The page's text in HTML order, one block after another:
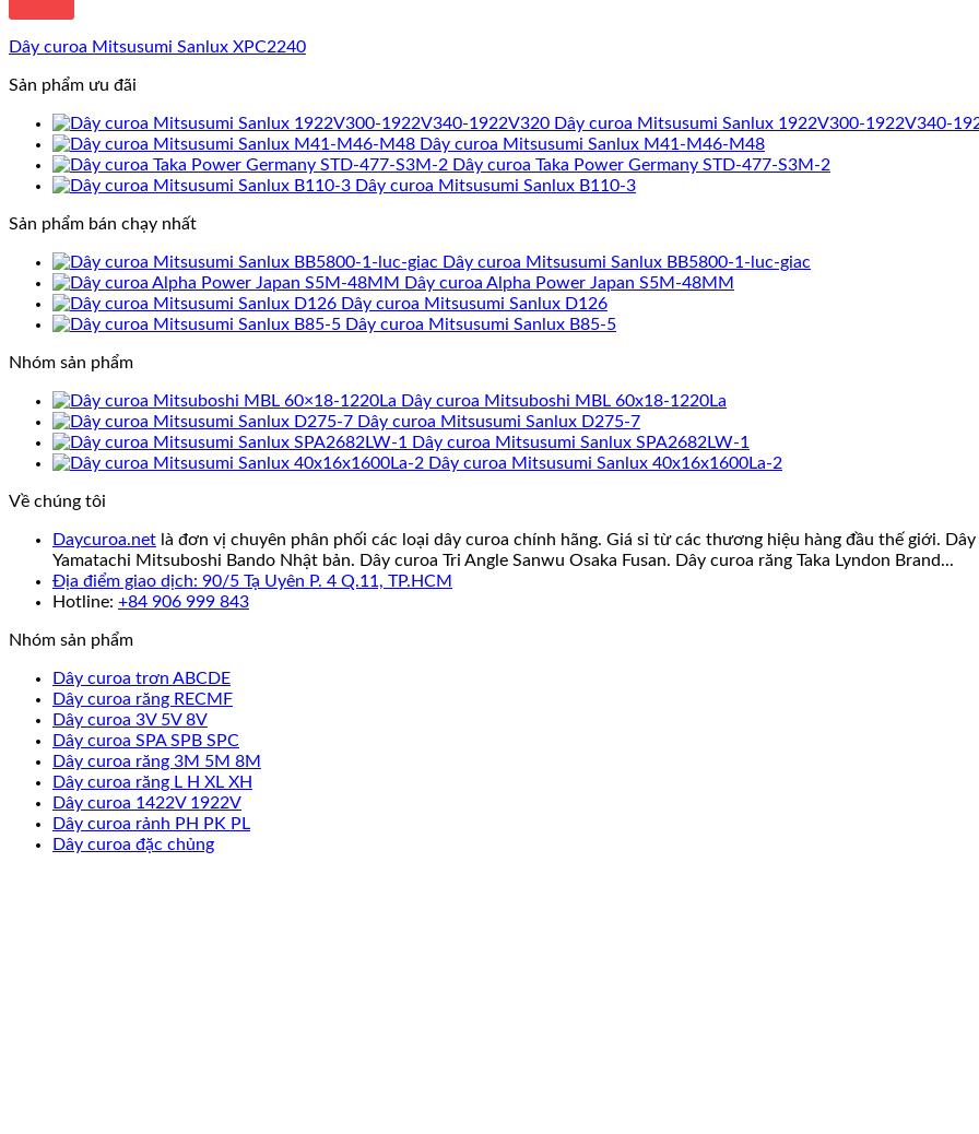
Dây curoa Mitsusumi Sanlux XPC2240
Sản phẩm ưu đãi
Dây curoa Mitsusumi Sanlux 1922V300-1922V340-
Dây curoa Mitsusumi Sanlux M41-M46-M48
Dây curoa Taka Power Germany STD-477-S3M-2
Dây curoa Mitsusumi Sanlux B110-3
Sản phẩm bán chạy nhất
Dây curoa Mitsusumi Sanlux BB5800-1-luc-giac
Dây curoa Alpha Power Japan S5M-48MM
Dây curoa Mitsusumi Sanlux D126
Dây curoa Mitsusumi Sanlux B85-5
Nhóm sản phẩm
Dây curoa Mitsuboshi MBL 60x18-1220La
Dây curoa Mitsusumi Sanlux D275-7
Dây curoa Mitsusumi Sanlux SPA2682LW-1
Dây curoa Mitsusumi Sanlux 40x16x1600La-2
Về chúng tôi
Daycuroa.net là đơn vị chuyên phân phối các loại dây curoa chính hãng. Giá sỉ từ các thương hiệu hàng đầu thế giới.
Yamatachi Mitsuboshi Bando Nhật bản. Dây curoa Tri Angle Sanwu Osaka Fusan. Dây curoa răng Taka Lyndon Brand...
Địa điểm giao dịch: 90/5 Tạ Uyên P. 4 Q.11, TP.HCM
Hotline: +84 906 999 843
Nhóm sản phẩm
Dây curoa trơn ABCDE
Dây curoa răng RECMF
Dây curoa 3V 5V 8V
Dây curoa SPA SPB SPC
Dây curoa răng 3M 5M 8M
Dây curoa răng L H XL XH
Dây curoa 1422V 1922V
Dây curoa rảnh PH PK PL
Dây curoa đặc chủng